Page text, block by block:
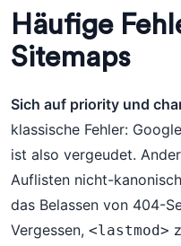
Häufige
Sitemaps
Sich auf priority und
klassische Fehler:
ist also vergeudet.
Auflisten nicht-
das Belassen von 404-
Vergessen, <lastmod>